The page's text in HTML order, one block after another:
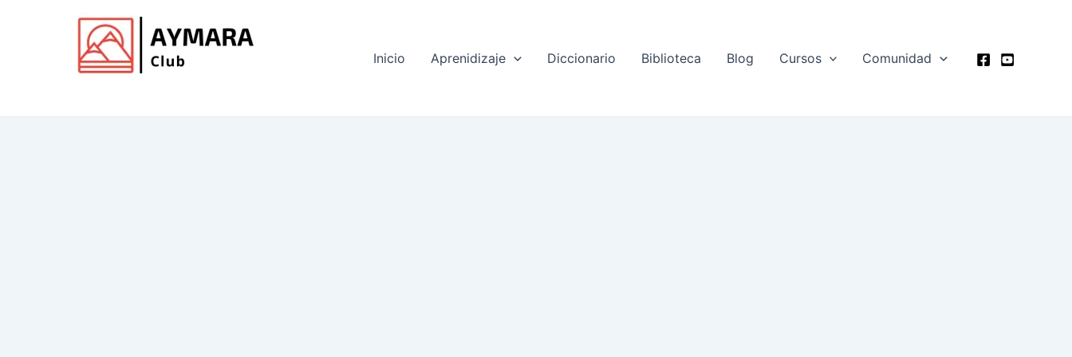
Inicio Aprenidizaje Diccionario Biblioteca Blog Cursos Comunidad